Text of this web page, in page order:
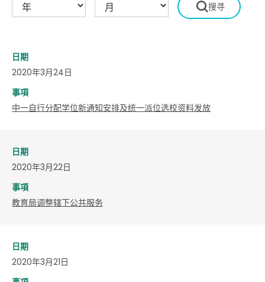
日期
2020年3月24日
事項
中一自行分配学位新通知安排及统一派位选校资料发放
日期
2020年3月22日
事項
教育局调整辖下公共服务
日期
2020年3月21日